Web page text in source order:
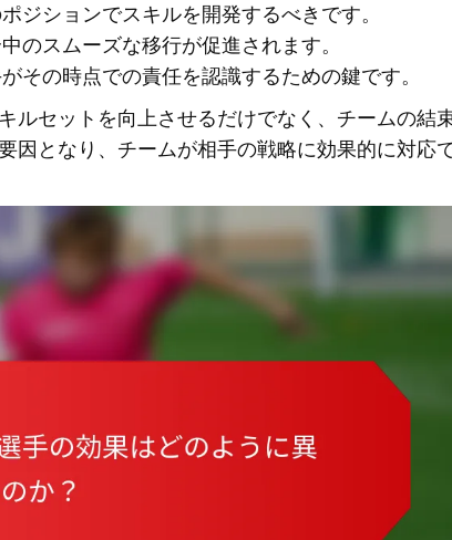
ジションでスキルを開発するべきです。
のスムーズな移行が促進されます。
その時点での責任を認識するための鍵です。
ルセットを向上させるだけでなく、チームの結
因となり、チームが相手の戦略に効果的に対応